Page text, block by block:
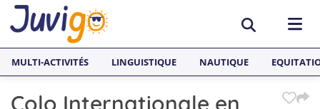
MULTI-ACTIVITÉS LINGUISTIQUE NAUTIQUE
Colo Internationale en